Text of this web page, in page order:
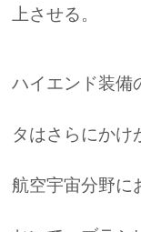
上させる。
ハイエンド装備
タはさらにかけ
航空宇宙分野に